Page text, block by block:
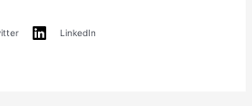
LinkedIn